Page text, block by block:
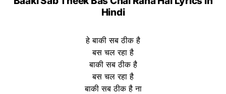
Hindi
हे बाकी सब ठीक है
बस चल रहा है
बाकी सब ठीक है
बस चल रहा है
बाकी सब ठीक है ना